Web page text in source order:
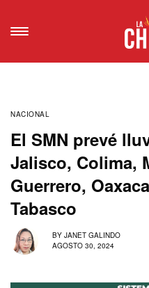
NACIONAL
El SMN prevé
Jalisco, Colima,
Guerrero,
Tabasco
BY JANET GALINDO
AGOSTO 30, 2024